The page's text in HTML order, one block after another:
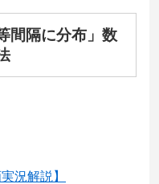
間隔に分布」数
況解説】